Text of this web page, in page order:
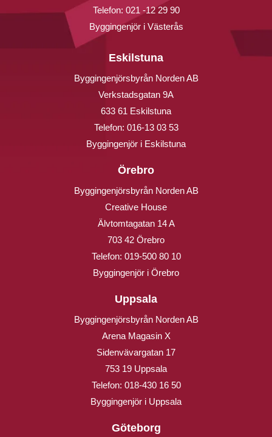
Telefon: 021 -12 29 90
Byggingenjör i Västerås
Eskilstuna
Byggingenjörsbyrån Norden AB
Verkstadsgatan 9A
633 61 Eskilstuna
Telefon: 016-13 03 53
Byggingenjör i Eskilstuna
Örebro
Byggingenjörsbyrån Norden AB
Creative House
Älvtomtagatan 14 A
703 42 Örebro
Telefon: 019-500 80 10
Byggingenjör i Örebro
Uppsala
Byggingenjörsbyrån Norden AB
Arena Magasin X
Sidenvävargatan 17
753 19 Uppsala
Telefon: 018-430 16 50
Byggingenjör i Uppsala
Göteborg